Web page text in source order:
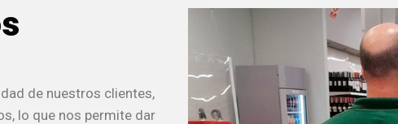
de nuestros clientes,
lo que nos permite dar